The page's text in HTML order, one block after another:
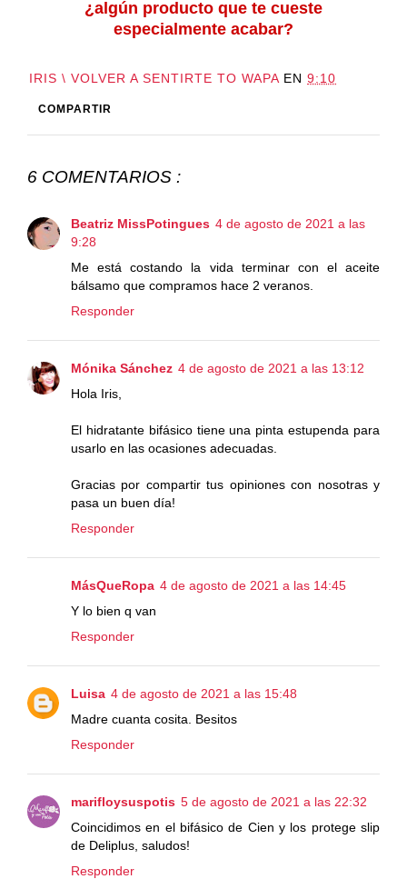
¿algún producto que te cueste
especialmente acabar?
IRIS \ VOLVER A SENTIRTE TO WAPA EN 9:10
COMPARTIR
6 COMENTARIOS :
Beatriz MissPotingues 4 de agosto de 2021 a las
9:28
Me está costando la vida terminar con el aceite
bálsamo que compramos hace 2 veranos.
Responder
Mónika Sánchez 4 de agosto de 2021 a las 13:12
Hola Iris,
El hidratante bifásico tiene una pinta estupenda para
usarlo en las ocasiones adecuadas.
Gracias por compartir tus opiniones con nosotras y
pasa un buen día!
Responder
MásQueRopa 4 de agosto de 2021 a las 14:45
Y lo bien q van
Responder
Luisa 4 de agosto de 2021 a las 15:48
Madre cuanta cosita. Besitos
Responder
marifloysuspotis 5 de agosto de 2021 a las 22:32
Coincidimos en el bifásico de Cien y los protege slip
de Deliplus, saludos!
Responder